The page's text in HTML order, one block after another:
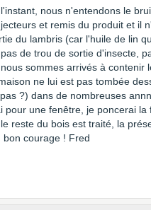
nous n'entendons le
et remis du produit et il
du lambris (car l'huile de lin
de trou de sortie d'insecte,
sommes arrivés à contenir
ne lui est pas tombée
?) dans de nombreuses
pour une fenêtre, je poncerai
reste du bois est traité, la
bon courage ! Fred